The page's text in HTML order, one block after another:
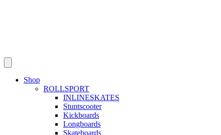
Shop
ROLLSPORT
INLINESKATES
Stuntscooter
Kickboards
Longboards
Skateboards